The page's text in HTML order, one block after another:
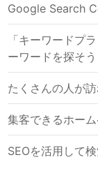
Google Search
「キーワードプ
ーワードを探そう
たくさんの人が
集客できるホー
SEOを活用して